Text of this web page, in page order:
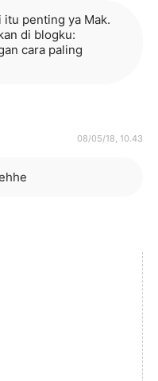
penting ya Mak.
di blogku:
cara paling
08/05/18, 10.43